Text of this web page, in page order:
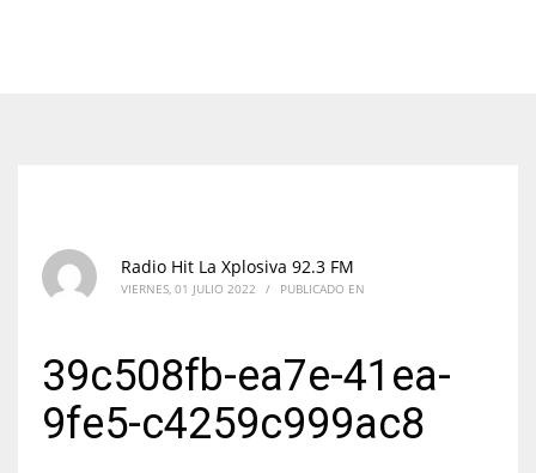
Radio Hit La Xplosiva 92.3 FM
VIERNES, 01 JULIO 2022 / PUBLICADO EN
39c508fb-ea7e-41ea-
9fe5-c4259c999ac8